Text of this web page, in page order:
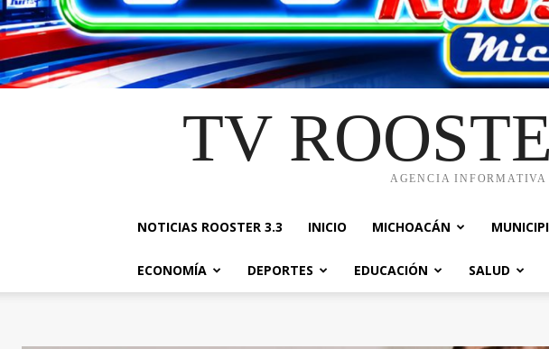
TV
AGENCIA
NOTICIAS ROOSTER 3.3 INICIO MICHOACÁN
ECONOMÍA DEPORTES EDUCACIÓN SALUD